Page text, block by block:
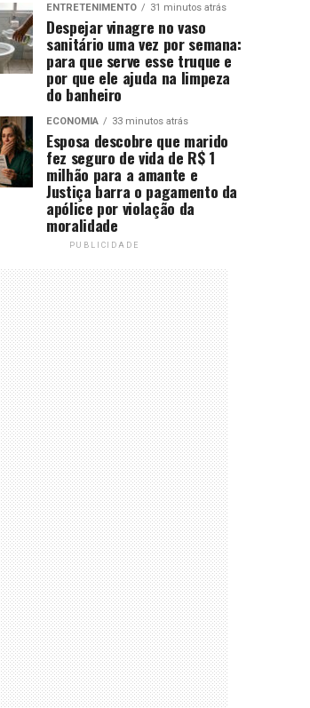
ENTRETENIMENTO 31 minutos atrás
Despejar vinagre no vaso
sanitário uma vez por semana:
para que serve esse truque e
por que ele ajuda na limpeza
do banheiro
ECONOMIA 33 minutos atrás
Esposa descobre que marido
fez seguro de vida de R$ 1
milhão para a amante e
Justiça barra o pagamento da
apólice por violação da
moralidade
PUBLICIDADE